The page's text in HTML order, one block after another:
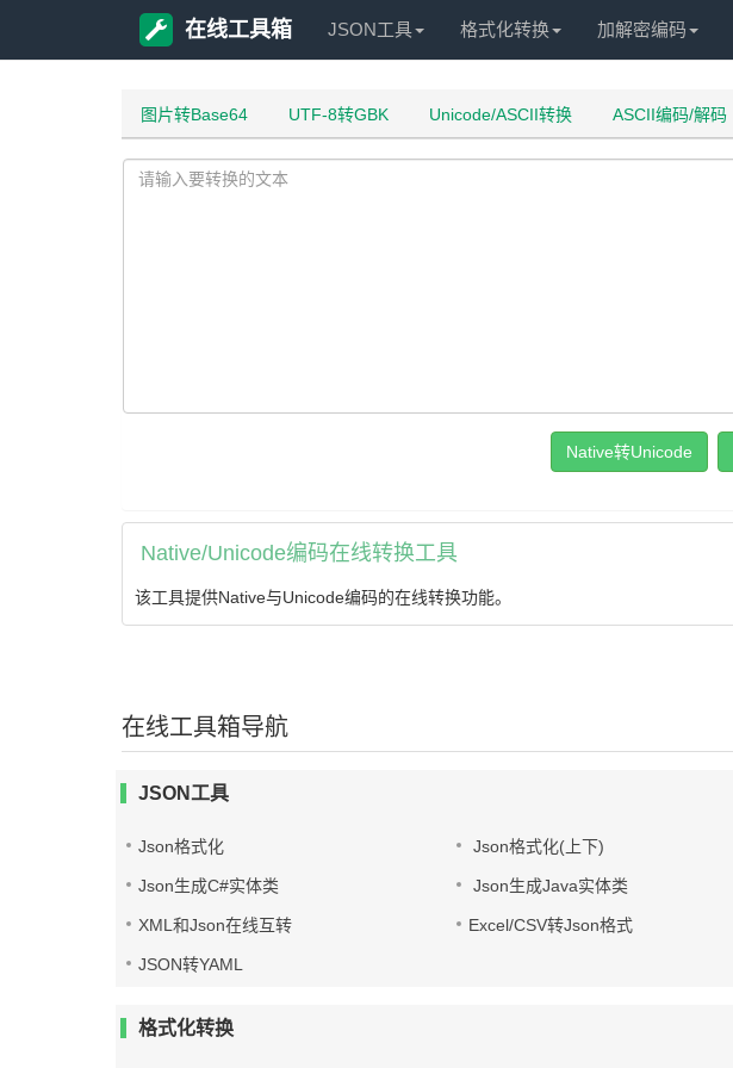
在线工具箱 JSON工具 格式化转换 加解密编码
图片转Base64 UTF-8转GBK Unicode/ASCII转换 ASCII编码/解码
Native转Unicode
Native/Unicode编码在线转换工具
该工具提供Native与Unicode编码的在线转换功能。
在线工具箱导航
JSON工具
Json格式化 Json格式化(上下)
Json生成C#实体类 Json生成Java实体类
XML和Json在线互转 Excel/CSV转Json格式
JSON转YAML
格式化转换